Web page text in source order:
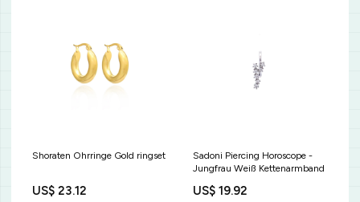
Shoraten Ohrringe Gold ringset
US$ 23.12
Sadoni Piercing Horoscope -
Jungfrau Weiß Kettenarmband
US$ 19.92